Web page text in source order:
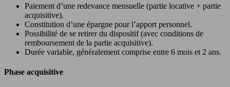
Paiement d’une redevance mensuelle (partie locative + partie
acquisitive).
Constitution d’une épargne pour l’apport personnel.
Possibilité de se retirer du dispositif (avec conditions de
remboursement de la partie acquisitive).
Durée variable, généralement comprise entre 6 mois et 2 ans.
Phase acquisitive